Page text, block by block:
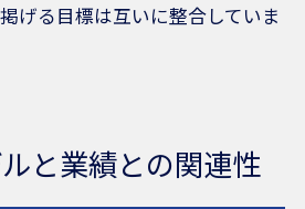
げる目標は互いに整合していま
と業績との関連性